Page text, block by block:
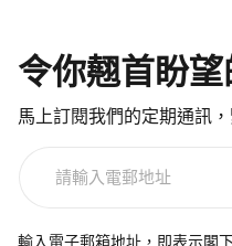
令你翹首盼望
馬上訂閱我們的定期通訊
電